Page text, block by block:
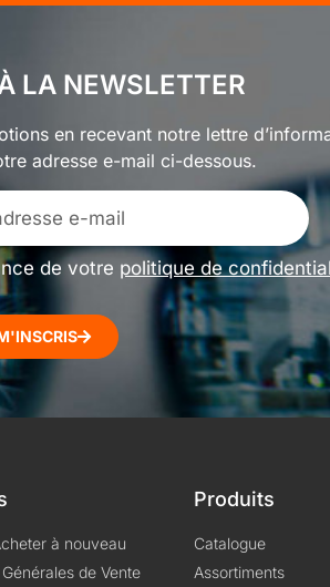
LA NEWSLETTER
en recevant notre lettre
adresse e-mail ci-dessous.
de votre politique de
à nouveau
de Vente
Produits
Catalogue
Assortiments